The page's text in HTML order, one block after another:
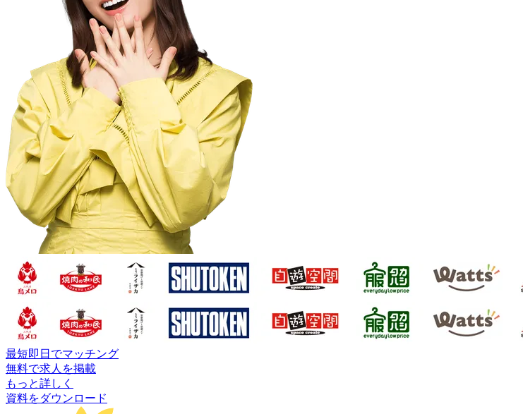
最短即日でマッチング
無料で求人を掲載
もっと詳しく
資料をダウンロード